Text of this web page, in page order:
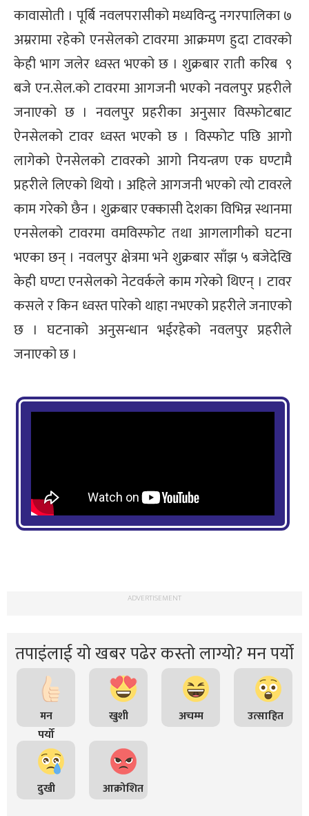
कावासोती । पूर्बि नवलपरासीको मध्यविन्दु नगरपालिका ७
अम्ररामा रहेको एनसेलको टावरमा आक्रमण हुदा टावरको
केही भाग जलेर ध्वस्त भएको छ । शुक्रबार राती करिब ९
बजे एन.सेल.को टावरमा आगजनी भएको नवलपुर प्रहरीले
जनाएको छ । नवलपुर प्रहरीका अनुसार विस्फोटबाट
ऐनसेलको टावर ध्वस्त भएको छ । विस्फोट पछि आगो
लागेको ऐनसेलको टावरको आगो नियन्त्रण एक घण्टामै
प्रहरीले लिएको थियो । अहिले आगजनी भएको त्यो टावरले
काम गरेको छैन । शुक्रबार एक्कासी देशका विभिन्न स्थानमा
एनसेलको टावरमा वमविस्फोट तथा आगलागीको घटना
भएका छन् । नवलपुर क्षेत्रमा भने शुक्रबार साँझ ५ बजेदेखि
केही घण्टा एनसेलको नेटवर्कले काम गरेको थिएन् । टावर
कसले र किन ध्वस्त पारेको थाहा नभएको प्रहरीले जनाएको
छ । घटनाको अनुसन्धान भईरहेको नवलपुर प्रहरीले
जनाएको छ ।
ADVERTISEMENT
तपाइंलाई यो खबर पढेर कस्तो लाग्यो? मन पर्यो
मन
पर्यो
खुशी अचम्म उत्साहित
दुखी आक्रोशित